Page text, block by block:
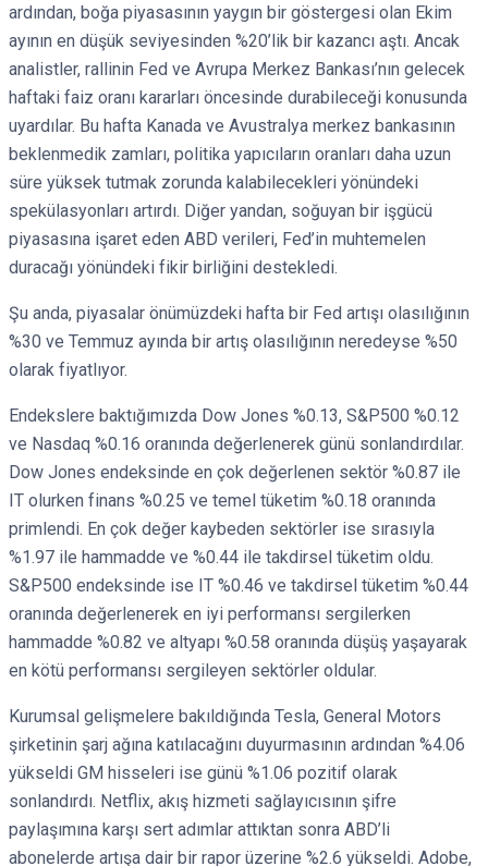
ardından, boğa piyasasının yaygın bir göstergesi olan Ekim
ayının en düşük seviyesinden %20’lik bir kazancı aştı. Ancak
analistler, rallinin Fed ve Avrupa Merkez Bankası’nın gelecek
haftaki faiz oranı kararları öncesinde durabileceği konusunda
uyardılar. Bu hafta Kanada ve Avustralya merkez bankasının
beklenmedik zamları, politika yapıcıların oranları daha uzun
süre yüksek tutmak zorunda kalabilecekleri yönündeki
spekülasyonları artırdı. Diğer yandan, soğuyan bir işgücü
piyasasına işaret eden ABD verileri, Fed’in muhtemelen
duracağı yönündeki fikir birliğini destekledi.
Şu anda, piyasalar önümüzdeki hafta bir Fed artışı olasılığının
%30 ve Temmuz ayında bir artış olasılığının neredeyse %50
olarak fiyatlıyor.
Endekslere baktığımızda Dow Jones %0.13, S&P500 %0.12
ve Nasdaq %0.16 oranında değerlenerek günü sonlandırdılar.
Dow Jones endeksinde en çok değerlenen sektör %0.87 ile
IT olurken finans %0.25 ve temel tüketim %0.18 oranında
primlendi. En çok değer kaybeden sektörler ise sırasıyla
%1.97 ile hammadde ve %0.44 ile takdirsel tüketim oldu.
S&P500 endeksinde ise IT %0.46 ve takdirsel tüketim %0.44
oranında değerlenerek en iyi performansı sergilerken
hammadde %0.82 ve altyapı %0.58 oranında düşüş yaşayarak
en kötü performansı sergileyen sektörler oldular.
Kurumsal gelişmelere bakıldığında Tesla, General Motors
şirketinin şarj ağına katılacağını duyurmasının ardından %4.06
yükseldi GM hisseleri ise günü %1.06 pozitif olarak
sonlandırdı. Netflix, akış hizmeti sağlayıcısının şifre
paylaşımına karşı sert adımlar attıktan sonra ABD’li
abonelerde artışa dair bir rapor üzerine %2.6 yükseldi. Adobe,